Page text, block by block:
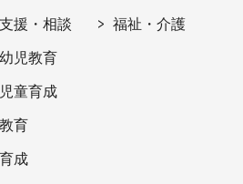
援・相談
児教育
童育成
育
成
福祉・介護